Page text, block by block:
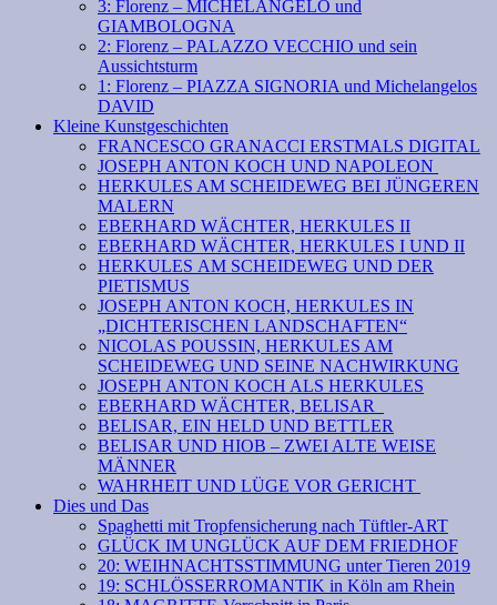
3: Florenz – MICHELANGELO und
GIAMBOLOGNA
2: Florenz – PALAZZO VECCHIO und sein
Aussichtsturm
1: Florenz – PIAZZA SIGNORIA und Michelangelos
DAVID
Kleine Kunstgeschichten
FRANCESCO GRANACCI ERSTMALS DIGITAL
JOSEPH ANTON KOCH UND NAPOLEON
HERKULES AM SCHEIDEWEG BEI JÜNGEREN
MALERN
EBERHARD WÄCHTER, HERKULES II
EBERHARD WÄCHTER, HERKULES I UND II
HERKULES AM SCHEIDEWEG UND DER
PIETISMUS
JOSEPH ANTON KOCH, HERKULES IN
„DICHTERISCHEN LANDSCHAFTEN“
NICOLAS POUSSIN, HERKULES AM
SCHEIDEWEG UND SEINE NACHWIRKUNG
JOSEPH ANTON KOCH ALS HERKULES
EBERHARD WÄCHTER, BELISAR
BELISAR, EIN HELD UND BETTLER
BELISAR UND HIOB – ZWEI ALTE WEISE
MÄNNER
WAHRHEIT UND LÜGE VOR GERICHT
Dies und Das
Spaghetti mit Tropfensicherung nach Tüftler-ART
GLÜCK IM UNGLÜCK AUF DEM FRIEDHOF
20: WEIHNACHTSSTIMMUNG unter Tieren 2019
19: SCHLÖSSERROMANTIK in Köln am Rhein